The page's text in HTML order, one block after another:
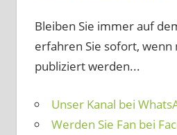
Bleiben Sie immer auf
erfahren Sie sofort, wenn
publiziert werden...
Unser Kanal bei
Werden Sie Fan bei